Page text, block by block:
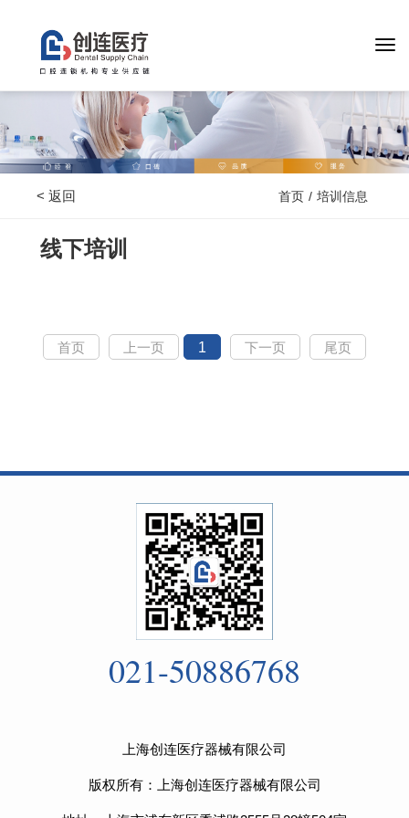
< 返回 首页 / 培训信息
线下培训
首页 上一页 1 下一页 尾页
021-50886768
上海创连医疗器械有限公司
版权所有：上海创连医疗器械有限公司